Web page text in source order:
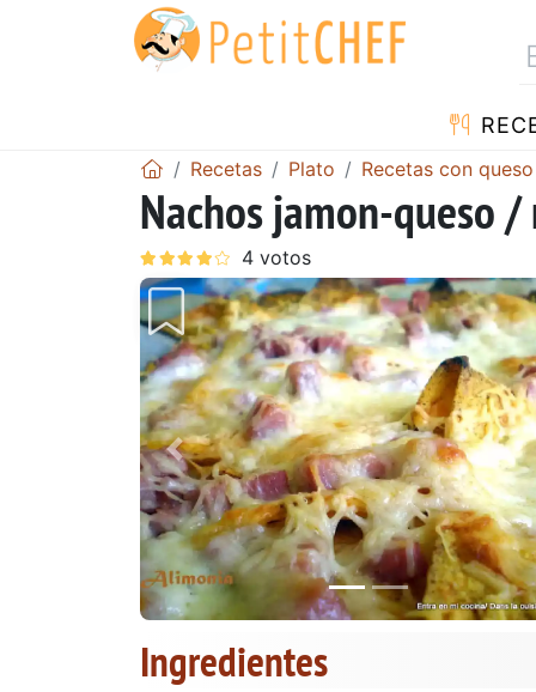
Recetas Plato Recetas con queso
Nachos jamon-queso
Anterior
Ingredientes